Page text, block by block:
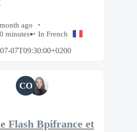
ago
minutes
In French
07T09:30:00+0200
CO
Flash Bpifrance et